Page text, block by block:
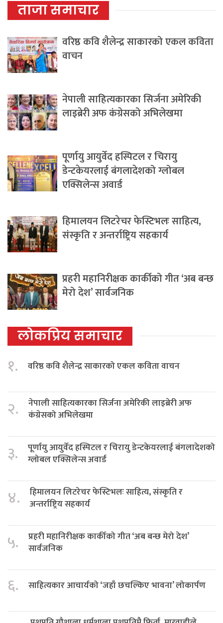
ताजा समाचार
वरिष्ठ कवि शैलेन्द्र साकारको एकल कविता
वाचन
नेपाली साहित्यकारका सिर्जना अमेरिकी
लाइब्रेरी अफ कंग्रेसको अभिलेखमा
पूर्णायु आयुर्वेद हस्पिटल र चिरायु
डेन्टकेयरलाई बंगलादेशको ग्लोबल
एक्सिलेन्स अवार्ड
हिमालयन लिटरेचर फेस्टिभलः साहित्य,
संस्कृति र अन्तर्राष्ट्रिय सहकार्य
प्रहरी महानिरीक्षक कार्कीको गीत ‘अब बन्छ
मेरो देश’ सार्वजनिक
लोकप्रिय समाचार
१. वरिष्ठ कवि शैलेन्द्र साकारको एकल कविता वाचन
२.
नेपाली साहित्यकारका सिर्जना अमेरिकी लाइब्रेरी अफ
कंग्रेसको अभिलेखमा
३.
पूर्णायु आयुर्वेद हस्पिटल र चिरायु डेन्टकेयरलाई बंगलादेशको
ग्लोबल एक्सिलेन्स अवार्ड
४.
हिमालयन लिटरेचर फेस्टिभलः साहित्य, संस्कृति र
अन्तर्राष्ट्रिय सहकार्य
५.
प्रहरी महानिरीक्षक कार्कीको गीत ‘अब बन्छ मेरो देश’
सार्वजनिक
६. साहित्यकार आचार्यको ‘जहाँ छचल्किए भावना’ लोकार्पण